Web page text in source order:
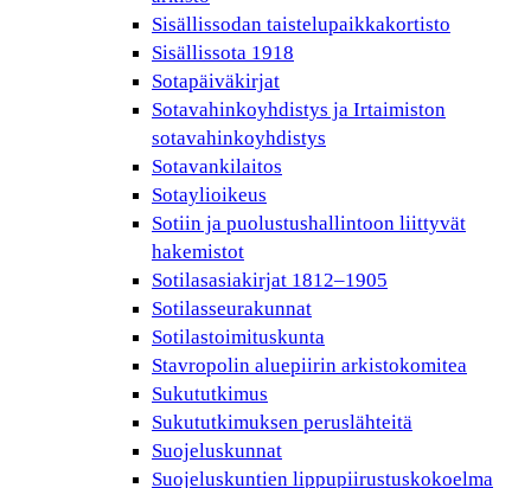
Sisällissodan taistelupaikkakortisto
Sisällissota 1918
Sotapäiväkirjat
Sotavahinkoyhdistys ja Irtaimiston
sotavahinkoyhdistys
Sotavankilaitos
Sotaylioikeus
Sotiin ja puolustushallintoon liittyvät
hakemistot
Sotilasasiakirjat 1812–1905
Sotilasseurakunnat
Sotilastoimituskunta
Stavropolin aluepiirin arkistokomitea
Sukututkimus
Sukututkimuksen peruslähteitä
Suojeluskunnat
Suojeluskuntien lippupiirustuskokoelma